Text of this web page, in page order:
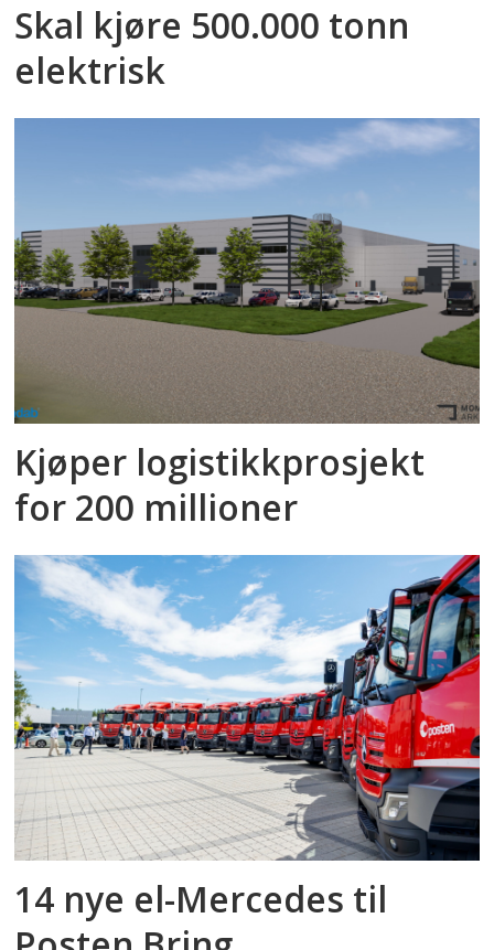
Skal kjøre 500.000 tonn
elektrisk
Kjøper logistikkprosjekt
for 200 millioner
14 nye el-Mercedes til